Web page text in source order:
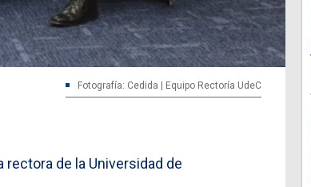
Fotografía: Cedida | Equipo Rectoría UdeC
de la Universidad de